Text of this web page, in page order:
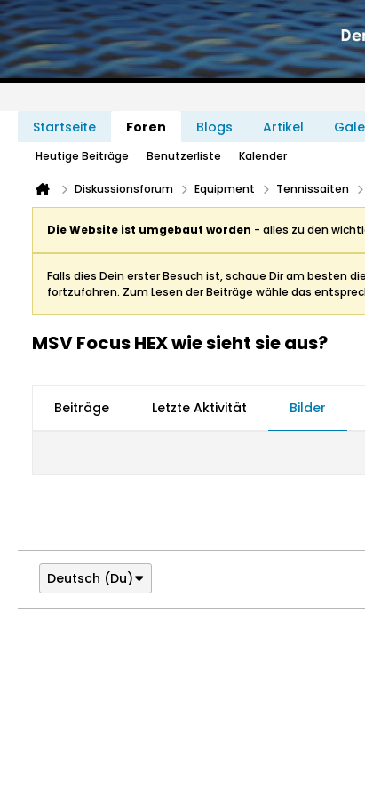
Startseite Foren Blogs Artikel
Heutige Beiträge Benutzerliste Kalender
Diskussionsforum Equipment Tennissaiten
Die Website ist umgebaut worden - alles zu den
Falls dies Dein erster Besuch ist, schaue Dir am besten die
fortzufahren. Zum Lesen der Beiträge wähle das
MSV Focus HEX wie sieht sie aus?
Beiträge Letzte Aktivität Bilder
Deutsch (Du)